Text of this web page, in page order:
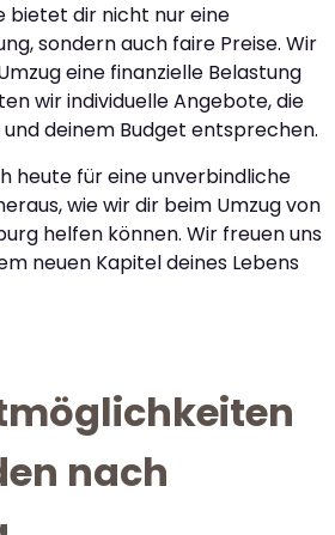
bietet dir nicht nur eine
sondern auch faire Preise. Wir
eine finanzielle Belastung
wir individuelle Angebote, die
deinem Budget entsprechen.
heute für eine unverbindliche
wie wir dir beim Umzug von
helfen können. Wir freuen uns
neuen Kapitel deines Lebens
nach